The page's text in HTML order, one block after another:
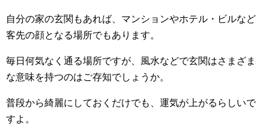
自分の家の玄関もあれば、マンションやホテル・ビルなど
客先の顔となる場所でもあります。
毎日何気なく通る場所ですが、風水などで玄関はさまざま
な意味を持つのはご存知でしょうか。
普段から綺麗にしておくだけでも、運気が上がるらしいで
すよ。